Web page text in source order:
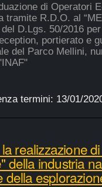
di Operatori
tramite R.D.O. al
D.Lgs. 50/2016
portierato e
del Parco Mellini,
termini: 13/01/
realizzazione
della industria
della